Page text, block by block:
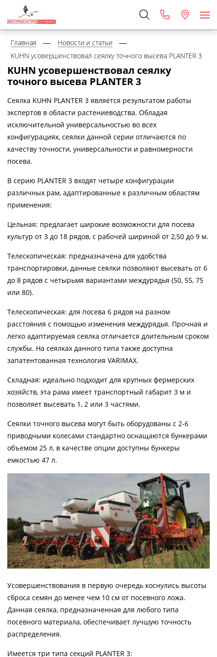
Главная
Новости и статьи
KUHN усовершенствовал сеялку точного высева PLANTER 3
KUHN усовершенствовал сеялку
точного высева PLANTER 3
Сеялка KUHN PLANTER 3 является результатом работы
экспертов в области растениеводства. Обладая
исключительной универсальностью во всех
конфигурациях, сеялки данной серии отличаются по
качеству точности, универсальности и равномерности
посева.
В серию PLANTER 3 входят четыре конфигурации
различных рам, адаптированные к различным областям
применения:
Цельная: предлагает широкие возможности для посева
культур от 3 до 18 рядов, с рабочей шириной от 2,50 до 9 м.
Телескопическая: предназначена для удобства
транспортировки, данные сеялки позволяют высевать от 6
до 8 рядов с четырьмя вариантами междурядья (50, 55, 75
или 80).
Телескопическая: для посева 6 рядов на разном
расстояния с помощью изменения междурядья. Прочная и
легко адаптируемая сеялка отличается длительным сроком
службы. На сеялках данного типа также доступна
запатентованная технология VARIMAX.
Складная: идеально подходит для крупных фермерских
хозяйств, эта рама имеет транспортный габарит 3 м и
позволяет высевать 1, 2 или 3 частями.
Сеялки точного высева могут быть оборудованы с 2-6
приводными колесами стандартно оснащаются бункерами
объемом 25 л, в качестве опции доступны бункеры
емкостью 47 л.
Усовершенствования в первую очередь коснулись высоты
сброса семян до менее чем 10 см от посевного ложа.
Данная сеялка, предназначенная для любого типа
посевного материала, обеспечивает лучшую точность
распределения.
Имеется три типа секций PLANTER 3: